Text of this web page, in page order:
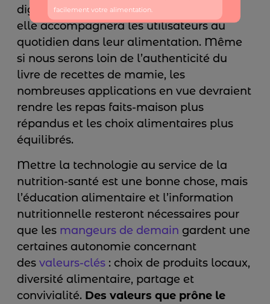
digitale. Plus connectée et intelligente,
elle accompagnera les utilisateurs au
quotidien dans leur alimentation. Même
si nous serons loin de l’authenticité du
livre de recettes de mamie, les
nombreuses applications en vue devraient
rendre les repas faits-maison plus
répandus et les choix alimentaires plus
équilibrés.
Mettre la technologie au service de la
nutrition-santé est une bonne chose, mais
l’éducation alimentaire et l’information
nutritionnelle resteront nécessaires pour
que les mangeurs de demain gardent une
certaines autonomie concernant
des valeurs-clés : choix de produits locaux,
diversité alimentaire, partage et
convivialité. Des valeurs que prône le